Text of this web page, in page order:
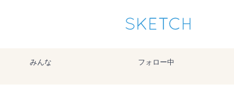
プライパシーポリシー を改定しました。
pixiv Sketchアプリでさらに快適に！
みんな フォロー中